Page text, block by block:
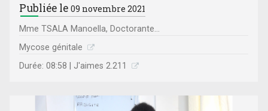
Publiée le09 novembre 2021
Mme TSALA Manoella, Doctorante...
Mycose génitale
Durée: 08:58 | J'aimes 2.211